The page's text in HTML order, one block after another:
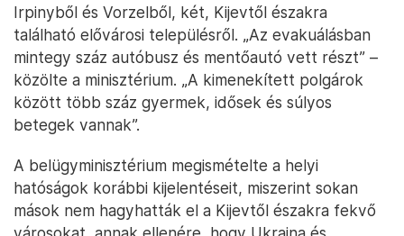
Irpinyből és Vorzelből, két, Kijevtől északra
található elővárosi településről. „Az evakuálásban
mintegy száz autóbusz és mentőautó vett részt” –
közölte a minisztérium. „A kimenekített polgárok
között több száz gyermek, idősek és súlyos
betegek vannak”.
A belügyminisztérium megismételte a helyi
hatóságok korábbi kijelentéseit, miszerint sokan
mások nem hagyhatták el a Kijevtől északra fekvő